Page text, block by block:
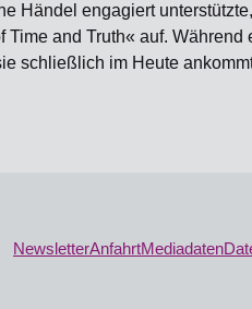
Händel engagiert
and Truth« auf.
schließlich im Heute
NewsletterAnfahrtMediadaten